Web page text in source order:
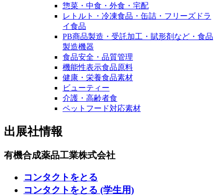
惣菜・中食・外食・宅配
レトルト・冷凍食品・缶詰・フリーズドラ
イ食品
PB商品製造・受託加工・賦形剤など・食品
製造機器
食品安全・品質管理
機能性表示食品原料
健康・栄養食品素材
ビューティー
介護・高齢者食
ペットフード対応素材
出展社情報
有機合成薬品工業株式会社
コンタクトをとる
コンタクトをとる (学生用)